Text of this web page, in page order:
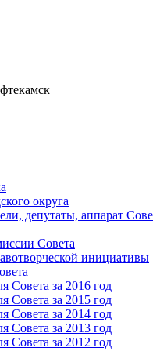
округа
депутаты, аппарат
Совета
инициативы
Совета за 2016 год
Совета за 2015 год
Совета за 2014 год
Совета за 2013 год
Совета за 2012 год